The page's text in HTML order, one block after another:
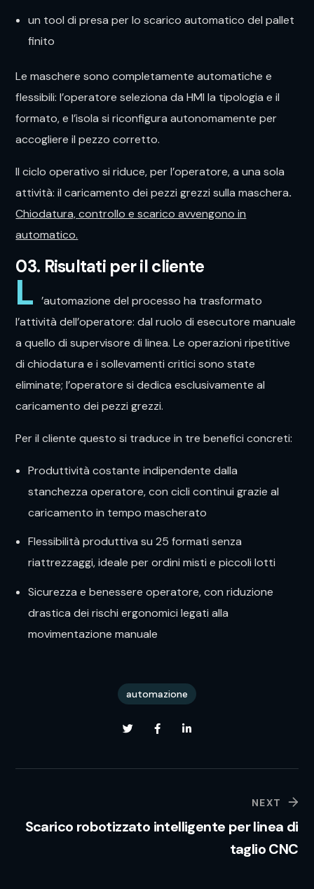
un tool di presa per lo scarico automatico del pallet
finito
Le maschere sono completamente automatiche e
flessibili: l’operatore seleziona da HMI la tipologia e il
formato, e l’isola si riconfigura autonomamente per
accogliere il pezzo corretto.
Il ciclo operativo si riduce, per l’operatore, a una sola
attività: il caricamento dei pezzi grezzi sulla maschera.
Chiodatura, controllo e scarico avvengono in
automatico.
03. Risultati per il cliente
L ’automazione del processo ha trasformato
l’attività dell’operatore: dal ruolo di esecutore manuale
a quello di supervisore di linea. Le operazioni ripetitive
di chiodatura e i sollevamenti critici sono state
eliminate; l’operatore si dedica esclusivamente al
caricamento dei pezzi grezzi.
Per il cliente questo si traduce in tre benefici concreti:
Produttività costante indipendente dalla
stanchezza operatore, con cicli continui grazie al
caricamento in tempo mascherato
Flessibilità produttiva su 25 formati senza
riattrezzaggi, ideale per ordini misti e piccoli lotti
Sicurezza e benessere operatore, con riduzione
drastica dei rischi ergonomici legati alla
movimentazione manuale
automazione
NEXT
Scarico robotizzato intelligente per linea di
taglio CNC